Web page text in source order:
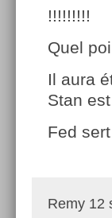
!!!!!!!!!
Quel
Il aura
Stan
Fed
Remy 12